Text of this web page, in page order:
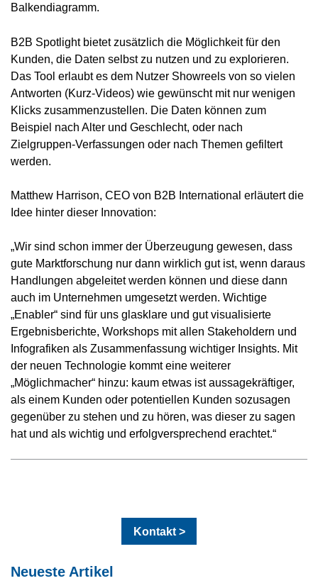
Balkendiagramm.
B2B Spotlight bietet zusätzlich die Möglichkeit für den
Kunden, die Daten selbst zu nutzen und zu explorieren.
Das Tool erlaubt es dem Nutzer Showreels von so vielen
Antworten (Kurz-Videos) wie gewünscht mit nur wenigen
Klicks zusammenzustellen. Die Daten können zum
Beispiel nach Alter und Geschlecht, oder nach
Zielgruppen-Verfassungen oder nach Themen gefiltert
werden.
Matthew Harrison, CEO von B2B International erläutert die
Idee hinter dieser Innovation:
„Wir sind schon immer der Überzeugung gewesen, dass
gute Marktforschung nur dann wirklich gut ist, wenn daraus
Handlungen abgeleitet werden können und diese dann
auch im Unternehmen umgesetzt werden. Wichtige
„Enabler“ sind für uns glasklare und gut visualisierte
Ergebnisberichte, Workshops mit allen Stakeholdern und
Infografiken als Zusammenfassung wichtiger Insights. Mit
der neuen Technologie kommt eine weiterer
„Möglichmacher“ hinzu: kaum etwas ist aussagekräftiger,
als einem Kunden oder potentiellen Kunden sozusagen
gegenüber zu stehen und zu hören, was dieser zu sagen
hat und als wichtig und erfolgversprechend erachtet.“
Kontakt >
Neueste Artikel